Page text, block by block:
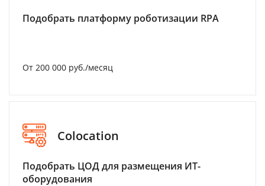
Подобрать платформу роботизации RPA
От 200 000 руб./месяц
Colocation
Подобрать ЦОД для размещения ИТ-
оборудования